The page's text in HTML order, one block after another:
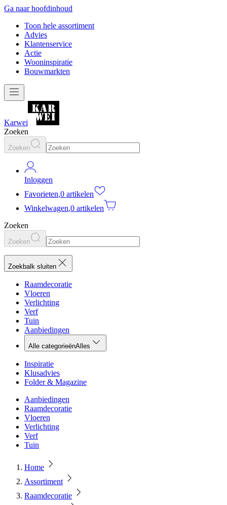
Ga naar hoofdinhoud
Toon hele assortiment
Advies
Klantenservice
Actie
Wooninspiratie
Bouwmarkten
Karwei
Zoeken
Zoeken
Inloggen
Favorieten,0 artikelen
Winkelwagen,0 artikelen
Zoeken
Zoeken
Zoekbalk sluiten
Raamdecoratie
Vloeren
Verlichting
Verf
Tuin
Aanbiedingen
Alle categorieënAlles
Inspiratie
Klusadvies
Folder & Magazine
Aanbiedingen
Raamdecoratie
Vloeren
Verlichting
Verf
Tuin
Home
Assortiment
Raamdecoratie